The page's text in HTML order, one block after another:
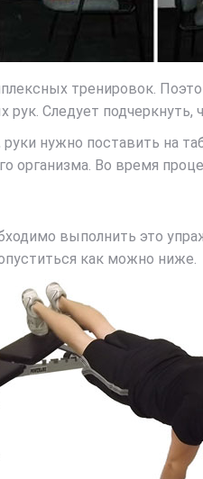
тренировок.
Следует
нужно поставить на
организма. Во время
выполнить это
как можно ниже.